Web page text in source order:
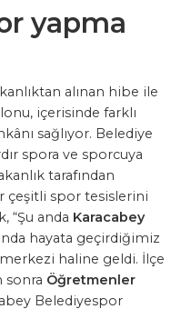
yapma
alınan hibe ile
içerisinde farklı
sağlıyor. Belediye
spora ve sporcuya
tarafından
çeşitli spor tesislerini
“Şu anda Karacabey
hayata geçirdiğimiz
haline geldi. İlçe
sonra Öğretmenler
Belediyespor